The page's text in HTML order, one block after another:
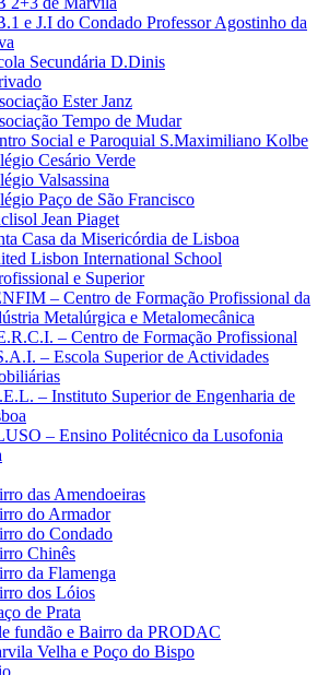
e J.I do Condado Professor Agostinho da
Secundária D.Dinis
Ester Janz
Tempo de Mudar
Social e Paroquial S.Maximiliano Kolbe
Cesário Verde
Valsassina
Paço de São Francisco
Jean Piaget
Casa da Misericórdia de Lisboa
Lisbon International School
e Superior
– Centro de Formação Profissional da
Metalúrgica e Metalomecânica
– Centro de Formação Profissional
– Escola Superior de Actividades
– Instituto Superior de Engenharia de
– Ensino Politécnico da Lusofonia
das Amendoeiras
do Armador
do Condado
Chinês
da Flamenga
dos Lóios
de Prata
fundão e Bairro da PRODAC
Velha e Poço do Bispo